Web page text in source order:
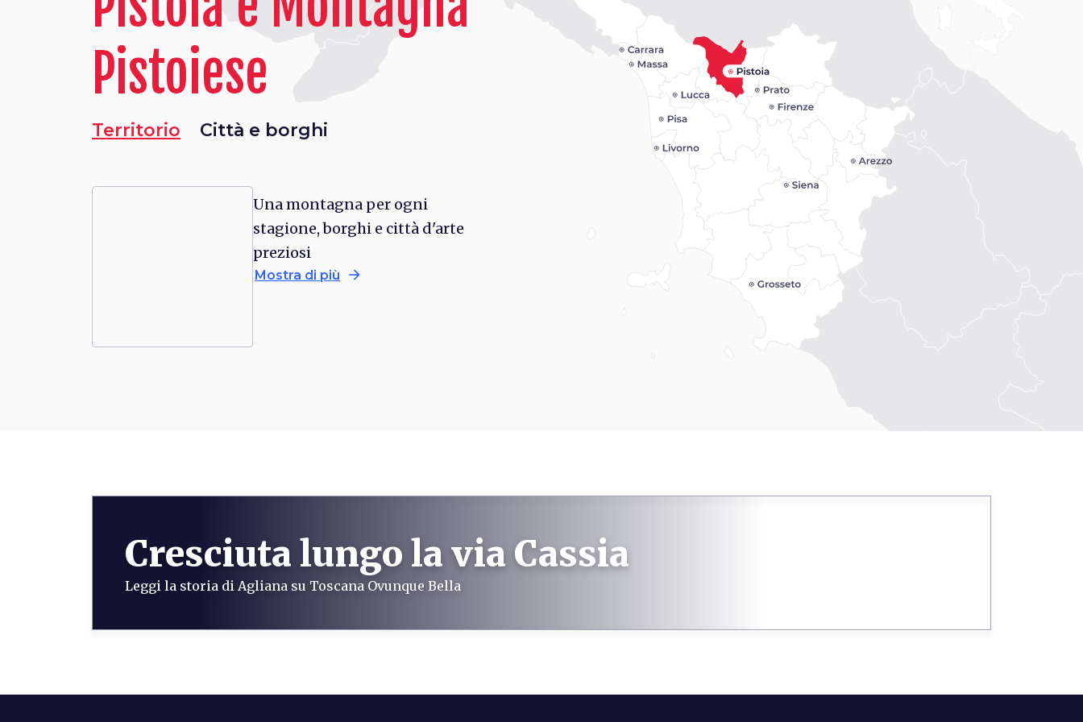
Pistoiese
Territorio Città e borghi
Una montagna per ogni
stagione, borghi e città d'arte
preziosi
Mostra di più arrow_forward
Cresciuta lungo la via Cassia
Leggi la storia di Agliana su Toscana Ovunque Bella